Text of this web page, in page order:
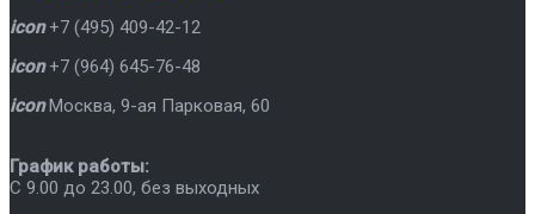
icon +7 (495) 409-42-12
icon +7 (964) 645-76-48
icon Москва, 9-ая Парковая, 60
График работы:
C 9.00 до 23.00, без выходных